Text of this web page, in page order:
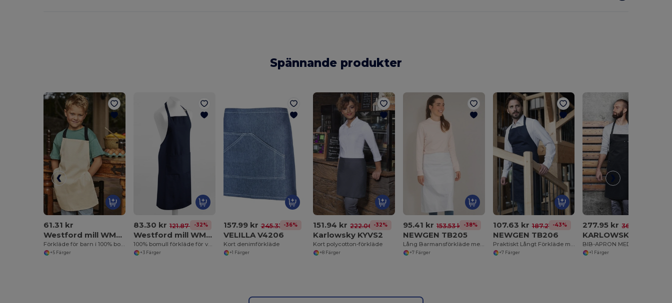
Spännande produkter
61.31 kr
Westford mill WM362
+5 Färger
83.30 kr 121.87 kr-32%
Westford mill WM364
+3 Färger
157.99 kr 245.33 kr-36%
VELILLA V4206
Kort denimförkläde
+1 Färger
151.94 kr 222.06 kr-32%
Karlowsky KYVS2
Kort polycotton-förkläde
+8 Färger
95.41 kr 153.53 kr-38%
NEWGEN TB205
+7 Färger
107.63 kr 187.21 kr-43%
NEWGEN TB206
+7 Färger
277.95 kr 369.75 kr
+1 Färger